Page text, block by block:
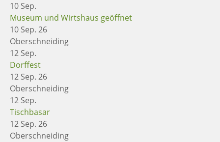
10 Sep.
Museum und Wirtshaus geöffnet
10 Sep. 26
Oberschneiding
12 Sep.
Dorffest
12 Sep. 26
Oberschneiding
12 Sep.
Tischbasar
12 Sep. 26
Oberschneiding